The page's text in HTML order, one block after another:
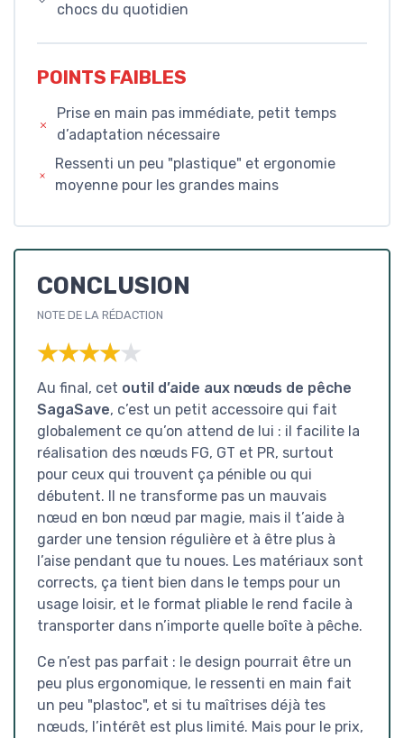
chocs du quotidien
POINTS FAIBLES
Prise en main pas immédiate, petit temps
d’adaptation nécessaire
Ressenti un peu "plastique" et ergonomie
moyenne pour les grandes mains
CONCLUSION
NOTE DE LA RÉDACTION
★★★★★
★★★★★
Au final, cet outil d’aide aux nœuds de pêche
SagaSave, c’est un petit accessoire qui fait
globalement ce qu’on attend de lui : il facilite la
réalisation des nœuds FG, GT et PR, surtout
pour ceux qui trouvent ça pénible ou qui
débutent. Il ne transforme pas un mauvais
nœud en bon nœud par magie, mais il t’aide à
garder une tension régulière et à être plus à
l’aise pendant que tu noues. Les matériaux sont
corrects, ça tient bien dans le temps pour un
usage loisir, et le format pliable le rend facile à
transporter dans n’importe quelle boîte à pêche.
Ce n’est pas parfait : le design pourrait être un
peu plus ergonomique, le ressenti en main fait
un peu "plastoc", et si tu maîtrises déjà tes
nœuds, l’intérêt est plus limité. Mais pour le prix,